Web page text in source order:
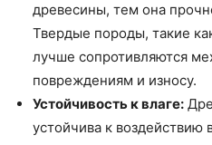
древесины, тем она
Твердые породы, такие
лучше сопротивляются
повреждениям и износу.
Устойчивость к влаге:
устойчива к воздействию